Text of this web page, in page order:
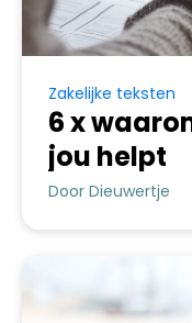
Zakelijke teksten
6 x
jou helpt
Door Dieuwertje